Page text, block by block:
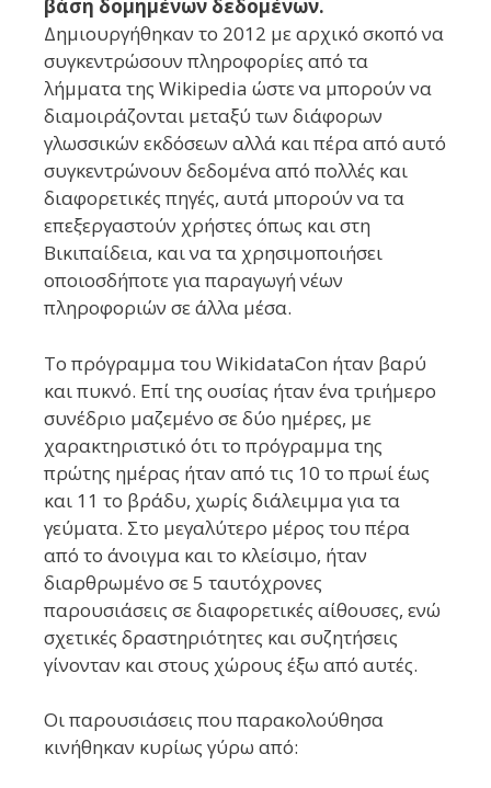
βάση δομημένων δεδομένων.
Δημιουργήθηκαν το 2012 με αρχικό σκοπό να
συγκεντρώσουν πληροφορίες από τα
λήμματα της Wikipedia ώστε να μπορούν να
διαμοιράζονται μεταξύ των διάφορων
γλωσσικών εκδόσεων αλλά και πέρα από αυτό
συγκεντρώνουν δεδομένα από πολλές και
διαφορετικές πηγές, αυτά μπορούν να τα
επεξεργαστούν χρήστες όπως και στη
Βικιπαίδεια, και να τα χρησιμοποιήσει
οποιοσδήποτε για παραγωγή νέων
πληροφοριών σε άλλα μέσα.
Το πρόγραμμα του WikidataCon ήταν βαρύ
και πυκνό. Επί της ουσίας ήταν ένα τριήμερο
συνέδριο μαζεμένο σε δύο ημέρες, με
χαρακτηριστικό ότι το πρόγραμμα της
πρώτης ημέρας ήταν από τις 10 το πρωί έως
και 11 το βράδυ, χωρίς διάλειμμα για τα
γεύματα. Στο μεγαλύτερο μέρος του πέρα
από το άνοιγμα και το κλείσιμο, ήταν
διαρθρωμένο σε 5 ταυτόχρονες
παρουσιάσεις σε διαφορετικές αίθουσες, ενώ
σχετικές δραστηριότητες και συζητήσεις
γίνονταν και στους χώρους έξω από αυτές.
Οι παρουσιάσεις που παρακολούθησα
κινήθηκαν κυρίως γύρω από: